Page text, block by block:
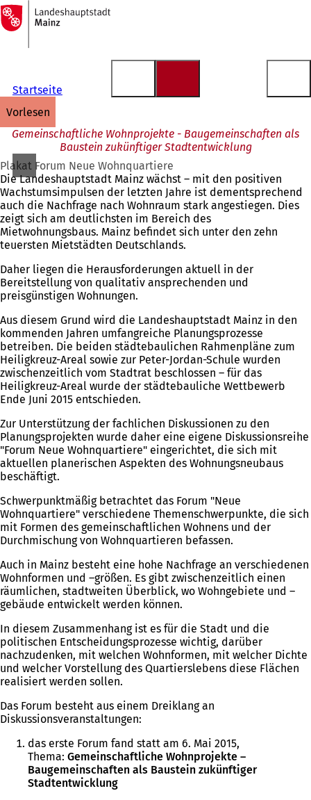
Inhalt anspringen
Zur
Startseite
Startseite
vorlesen
Gemeinschaftliche Wohnprojekte - Baugemeinschaften als
Baustein zukünftiger Stadtentwicklung
Plakat Forum Neue Wohnquartiere
Die Landeshauptstadt Mainz wächst – mit den positiven
Wachstumsimpulsen der letzten Jahre ist dementsprechend
auch die Nachfrage nach Wohnraum stark angestiegen. Dies
zeigt sich am deutlichsten im Bereich des
Mietwohnungsbaus. Mainz befindet sich unter den zehn
teuersten Mietstädten Deutschlands.
Daher liegen die Herausforderungen aktuell in der
Bereitstellung von qualitativ ansprechenden und
preisgünstigen Wohnungen.
Aus diesem Grund wird die Landeshauptstadt Mainz in den
kommenden Jahren umfangreiche Planungsprozesse
betreiben. Die beiden städtebaulichen Rahmenpläne zum
Heiligkreuz-Areal sowie zur Peter-Jordan-Schule wurden
zwischenzeitlich vom Stadtrat beschlossen – für das
Heiligkreuz-Areal wurde der städtebauliche Wettbewerb
Ende Juni 2015 entschieden.
Zur Unterstützung der fachlichen Diskussionen zu den
Planungsprojekten wurde daher eine eigene Diskussionsreihe
"Forum Neue Wohnquartiere" eingerichtet, die sich mit
aktuellen planerischen Aspekten des Wohnungsneubaus
beschäftigt.
Schwerpunktmäßig betrachtet das Forum "Neue
Wohnquartiere" verschiedene Themenschwerpunkte, die sich
mit Formen des gemeinschaftlichen Wohnens und der
Durchmischung von Wohnquartieren befassen.
Auch in Mainz besteht eine hohe Nachfrage an verschiedenen
Wohnformen und –größen. Es gibt zwischenzeitlich einen
räumlichen, stadtweiten Überblick, wo Wohngebiete und –
gebäude entwickelt werden können.
In diesem Zusammenhang ist es für die Stadt und die
politischen Entscheidungsprozesse wichtig, darüber
nachzudenken, mit welchen Wohnformen, mit welcher Dichte
und welcher Vorstellung des Quartierslebens diese Flächen
realisiert werden sollen.
Das Forum besteht aus einem Dreiklang an
Diskussionsveranstaltungen:
das erste Forum fand statt am 6. Mai 2015,
Thema: Gemeinschaftliche Wohnprojekte –
Baugemeinschaften als Baustein zukünftiger
Stadtentwicklung